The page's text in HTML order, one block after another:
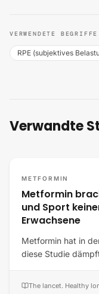
VERWENDETE BEGRIFFE
RPE (subjektives
Verwandte
METFORMIN
Metformin
und Sport
Erwachsene
Metformin hat in
diese Studie
The lancet. Healthy